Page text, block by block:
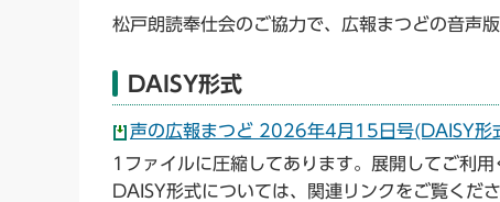
松戸朗読奉仕会のご協力で、広報まつどの音声
DAISY形式
声の広報まつど 2026年4月15日号(DAISY形
1ファイルに圧縮してあります。展開してご利用
DAISY形式については、関連リンクをご覧くださ